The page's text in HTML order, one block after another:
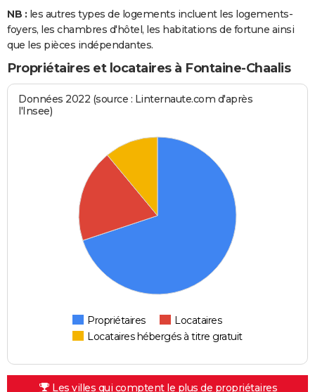
NB : les autres types de logements incluent les logements-
foyers, les chambres d'hôtel, les habitations de fortune ainsi
que les pièces indépendantes.
Propriétaires et locataires à Fontaine-Chaalis
Données 2022 (source : Linternaute.com d'après
l'Insee)
Propriétaires
Locataires
Locataires hébergés à titre gratuit
Les villes qui comptent le plus de propriétaires